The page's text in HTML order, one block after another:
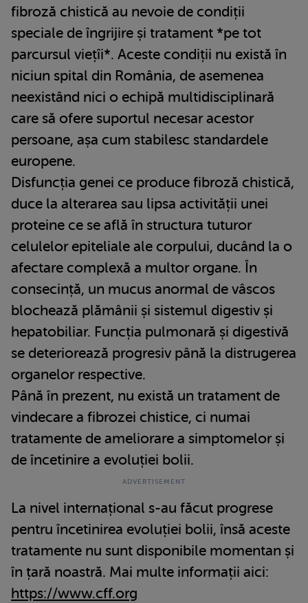
fibroză chistică au nevoie de condiții
speciale de îngrijire și tratament *pe tot
parcursul viețîi*. Aceste condiții nu există în
niciun spital din România, de asemenea
neexistând nici o echipă multidisciplinară
care să ofere suportul necesar acestor
persoane, așa cum stabilesc standardele
europene.
Disfuncția genei ce produce fibroză chistică,
duce la alterarea sau lipsa activității unei
proteine ce se află în structura tuturor
celulelor epiteliale ale corpului, ducând la o
afectare complexă a multor organe. În
consecință, un mucus anormal de vâscos
blochează plămânii și sistemul digestiv și
hepatobiliar. Funcția pulmonară și digestivă
se deteriorează progresiv până la distrugerea
organelor respective.
Până în prezent, nu există un tratament de
vindecare a fibrozei chistice, ci numai
tratamente de ameliorare a simptomelor și
de încetinire a evoluției bolii.
La nivel internațional s-au făcut progrese
pentru încetinirea evoluției bolii, însă aceste
tratamente nu sunt disponibile momentan și
în țară noastră. Mai multe informații aici:
https://www.cff.org